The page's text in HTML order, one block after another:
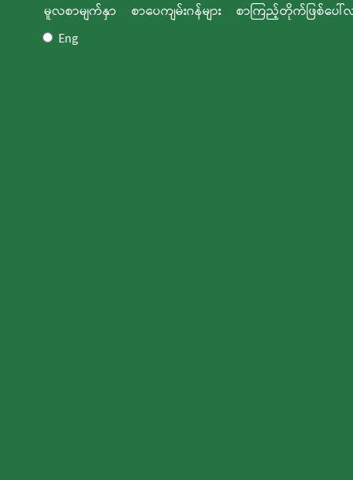
မူလစာမျက်နှာ စာပေကျမ်းဂန်များ
စာကြည့်တိုက်ဖြစ်ပေါ်
Eng